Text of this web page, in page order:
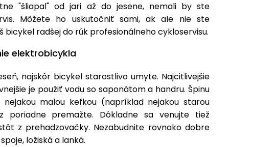
"šliapal" od jari až do jesene, nemali by ste
Môžete ho uskutočniť sami, ak ale nie ste
radšej do rúk profesionálneho cykloservisu.
elektrobicykla
najskôr bicykel starostlivo umyte. Najcitlivejšie
je použiť vodu so saponátom a handru. Špinu
malou kefkou (napríklad nejakou starou
poriadne premažte. Dôkladne sa venujte tiež
z prehadzovačky. Nezabudnite rovnako dobre
ložiská a lanká.